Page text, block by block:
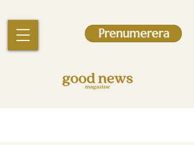
Prenumerera